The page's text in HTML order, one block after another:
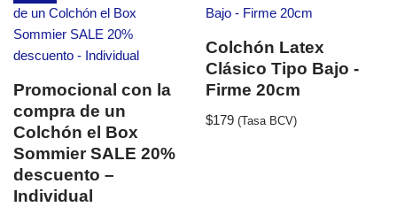
Promocional con la
compra de un
Colchón el Box
Sommier SALE 20%
descuento –
Individual
Colchón Latex
Clásico Tipo Bajo -
Firme 20cm
$179 (Tasa BCV)